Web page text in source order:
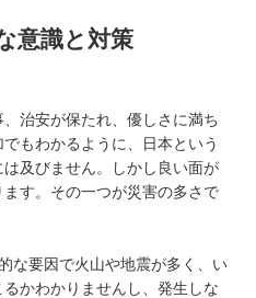
意識と対策
治安が保たれ、優しさに満ち
もわかるように、日本という
及びません。しかし良い面が
す。その一つが災害の多さで
な要因で火山や地震が多く、い
かわかりませんし、発生しな